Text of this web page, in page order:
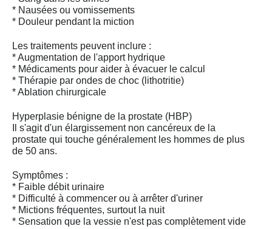
* Nausées ou vomissements
* Douleur pendant la miction
Les traitements peuvent inclure :
* Augmentation de l'apport hydrique
* Médicaments pour aider à évacuer le calcul
* Thérapie par ondes de choc (lithotritie)
* Ablation chirurgicale
Hyperplasie bénigne de la prostate (HBP)
Il s'agit d'un élargissement non cancéreux de la
prostate qui touche généralement les hommes de plus
de 50 ans.
Symptômes :
* Faible débit urinaire
* Difficulté à commencer ou à arrêter d'uriner
* Mictions fréquentes, surtout la nuit
* Sensation que la vessie n'est pas complètement vide